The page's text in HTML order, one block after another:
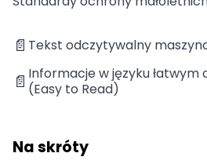
📄 Tekst odczytywalny
📄 Informacje w języku łatwym
(Easy to Read)
Na skróty